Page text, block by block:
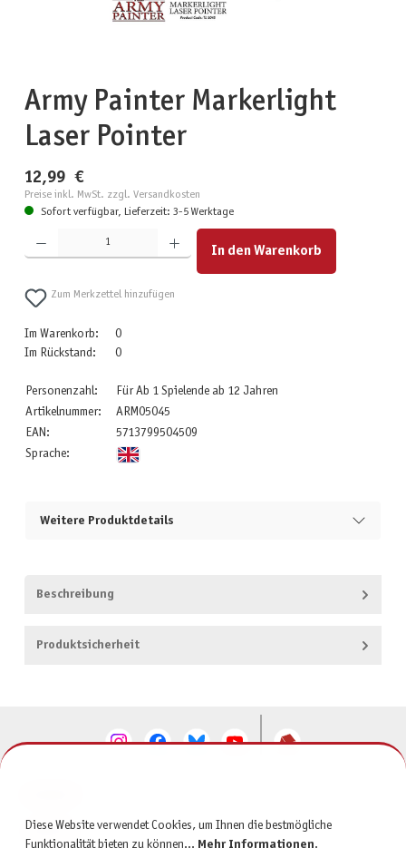
Army Painter Markerlight
Laser Pointer
12,99 €
Preise inkl. MwSt. zzgl. Versandkosten
Sofort verfügbar, Lieferzeit: 3-5 Werktage
Produkt Anzahl: Gib den gewünschten Wert ein oder benutze die Schaltflächen um die Anzahl zu
In den Warenkorb
Zum Merkzettel hinzufügen
Im Warenkorb:
0
Im Rückstand:
0
Personenzahl:
Für Ab 1 Spielende ab 12 Jahren
Artikelnummer:
ARM05045
EAN:
5713799504509
Sprache:
Weitere Produktdetails
Beschreibung
Produktsicherheit
SERVICE
Diese Website verwendet Cookies, um Ihnen die bestmögliche
Funktionalität bieten zu können... Mehr Informationen.